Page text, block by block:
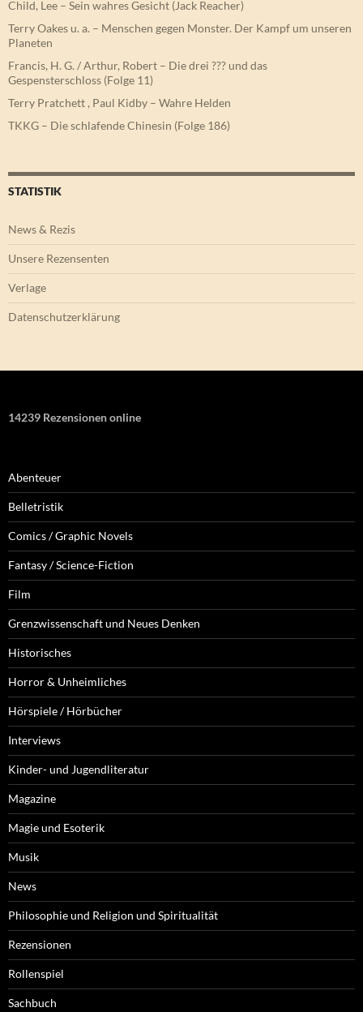
Child, Lee – Sein wahres Gesicht (Jack Reacher)
Terry Oakes u. a. – Menschen gegen Monster. Der Kampf um unseren
Planeten
Francis, H. G. / Arthur, Robert – Die drei ??? und das
Gespensterschloss (Folge 11)
Terry Pratchett , Paul Kidby – Wahre Helden
TKKG – Die schlafende Chinesin (Folge 186)
STATISTIK
News & Rezis
Unsere Rezensenten
Verlage
Datenschutzerklärung
14239 Rezensionen online
Abenteuer
Belletristik
Comics / Graphic Novels
Fantasy / Science-Fiction
Film
Grenzwissenschaft und Neues Denken
Historisches
Horror & Unheimliches
Hörspiele / Hörbücher
Interviews
Kinder- und Jugendliteratur
Magazine
Magie und Esoterik
Musik
News
Philosophie und Religion und Spiritualität
Rezensionen
Rollenspiel
Sachbuch